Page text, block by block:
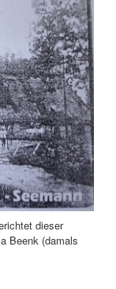
dieser
Beenk (damals